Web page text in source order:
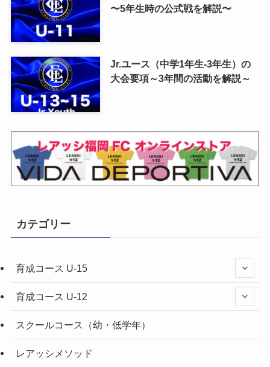
〜5年生時の公式戦を解説〜
Jr.ユース（中学1年生-3年生）の
大会要項～3年間の活動を解説～
カテゴリー
育成コース U-15
育成コース U-12
スクールコース（幼・低学年）
レアッシメソッド